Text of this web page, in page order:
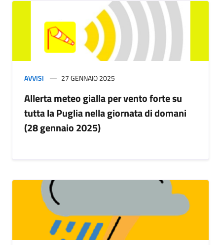
AVVISI 27 GENNAIO 2025
Allerta meteo gialla per vento forte su
tutta la Puglia nella giornata di domani
(28 gennaio 2025)